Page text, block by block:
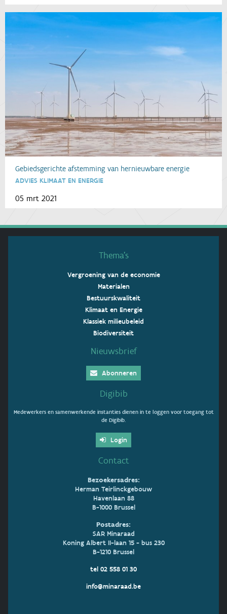
Gebiedsgerichte afstemming van hernieuwbare energie
ADVIES KLIMAAT EN ENERGIE
05 mrt 2021
Thema’s
Vergroening van de economie
Materialen
Bestuurskwaliteit
Klimaat en Energie
Klassiek milieubeleid
Biodiversiteit
Nieuwsbrief
Abonneren
Digibib
Medewerkers en samenwerkende instanties dienen in te loggen voor toegang tot
de Digibib.
Login
Contact
Bezoekersadres:
Herman Teirlinckgebouw
Havenlaan 88
B-1000 Brussel
Postadres:
SAR Minaraad
Koning Albert II-laan 15 - bus 230
B-1210 Brussel
tel 02 558 01 30
info@minaraad.be